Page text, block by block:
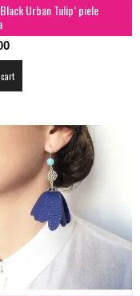
Urban Tulip’ piele